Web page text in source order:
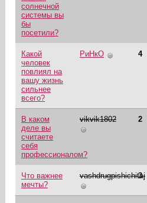
солнечной
системы вы
бы
посетили?
Какой
человек
повлиял на
вашу жизнь
сильнее
всего?
РиНкО 4
В каком
деле вы
считаете
себя
профессионалом?
vikvik1802 2
Что важнее
мечты?
vashdrugpishichitaj
3